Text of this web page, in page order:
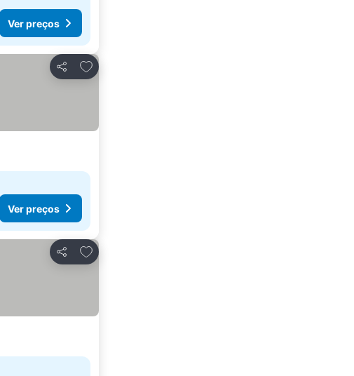
Ver preços
Partilhar
Adicionar aos favoritos
Ver preços
Partilhar
Adicionar aos favoritos